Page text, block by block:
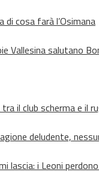
cosa farà l’Osimana
Vallesina salutano
il club scherma e il
deludente,
lascia: i Leoni